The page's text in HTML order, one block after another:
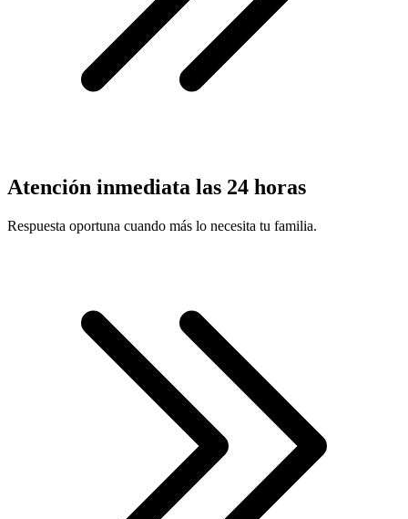
Atención inmediata las 24 horas
Respuesta oportuna cuando más lo necesita tu familia.